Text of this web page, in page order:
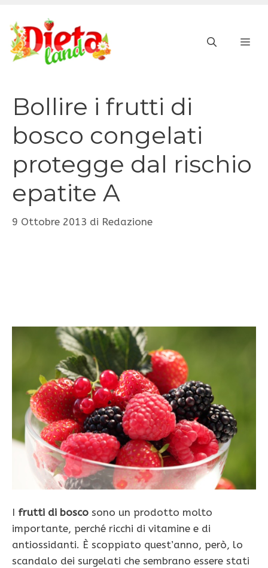
contenuto
Bollire i frutti di
bosco congelati
protegge dal rischio
epatite A
9 Ottobre 2013 di Redazione
I frutti di bosco sono un prodotto molto
importante, perché ricchi di vitamine e di
antiossidanti. È scoppiato quest’anno, però, lo
scandalo dei surgelati che sembrano essere stati